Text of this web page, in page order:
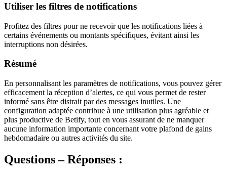
Utiliser les filtres de notifications
Profitez des filtres pour ne recevoir que les notifications liées à
certains événements ou montants spécifiques, évitant ainsi les
interruptions non désirées.
Résumé
En personnalisant les paramètres de notifications, vous pouvez gérer
efficacement la réception d’alertes, ce qui vous permet de rester
informé sans être distrait par des messages inutiles. Une
configuration adaptée contribue à une utilisation plus agréable et
plus productive de Betify, tout en vous assurant de ne manquer
aucune information importante concernant votre plafond de gains
hebdomadaire ou autres activités du site.
Questions – Réponses :